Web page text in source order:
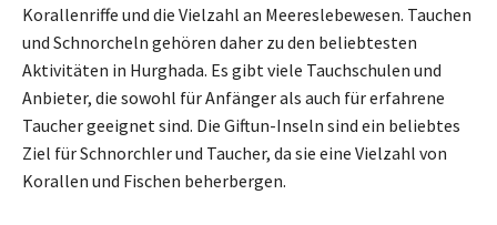
Korallenriffe und die Vielzahl an Meereslebewesen. Tauchen
und Schnorcheln gehören daher zu den beliebtesten
Aktivitäten in Hurghada. Es gibt viele Tauchschulen und
Anbieter, die sowohl für Anfänger als auch für erfahrene
Taucher geeignet sind. Die Giftun-Inseln sind ein beliebtes
Ziel für Schnorchler und Taucher, da sie eine Vielzahl von
Korallen und Fischen beherbergen.